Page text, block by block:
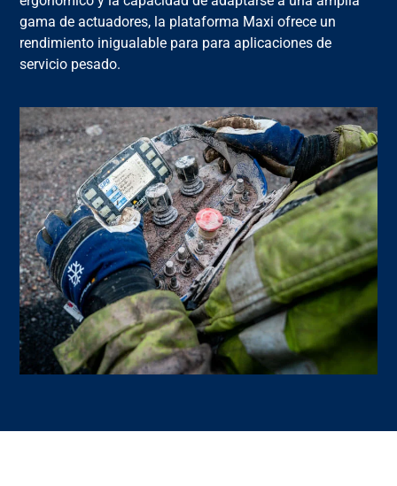
gama de actuadores, la plataforma Maxi ofrece un
rendimiento inigualable para para aplicaciones de
servicio pesado.